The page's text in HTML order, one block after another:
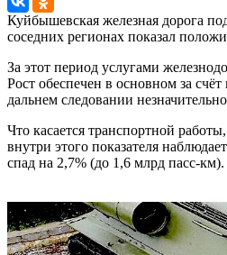
Куйбышевская железная дорога
соседних регионах показал
За этот период услугами
Рост обеспечен в основном за
дальнем следовании
Что касается транспортной
внутри этого показателя
спад на 2,7% (до 1,6 млрд пасс-км).